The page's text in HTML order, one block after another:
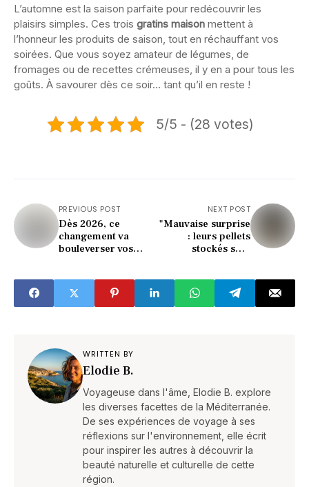
L’automne est la saison parfaite pour redécouvrir les
plaisirs simples. Ces trois gratins maison mettent à
l’honneur les produits de saison, tout en réchauffant vos
soirées. Que vous soyez amateur de légumes, de
fromages ou de recettes crémeuses, il y en a pour tous les
goûts. À savourer dès ce soir… tant qu’il en reste !
5/5 - (28 votes)
PREVIOUS POST
Dès 2026, ce
changement va
bouleverser vos
NEXT POST
"Mauvaise surprise
: leurs pellets
stockés sont
WRITTEN BY
Elodie B.
Voyageuse dans l'âme, Elodie B. explore
les diverses facettes de la Méditerranée.
De ses expériences de voyage à ses
réflexions sur l'environnement, elle écrit
pour inspirer les autres à découvrir la
beauté naturelle et culturelle de cette
région.